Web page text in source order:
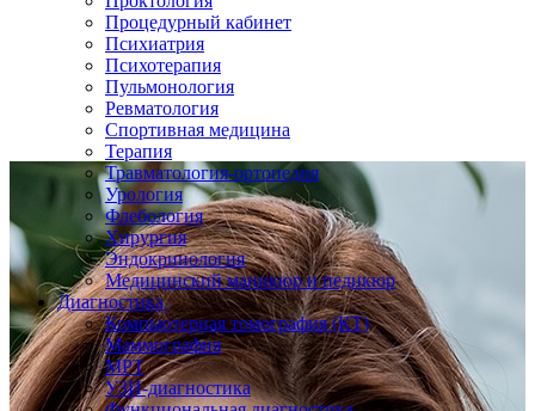
Процедурный кабинет
Психиатрия
Психотерапия
Пульмонология
Ревматология
Спортивная медицина
Терапия
Травматология-ортопедия
Урология
Флебология
Хирургия
Эндокринология
Медицинский маникюр и педикюр
Диагностика
Компьютерная томография (КТ)
Маммография
МРТ
УЗИ-диагностика